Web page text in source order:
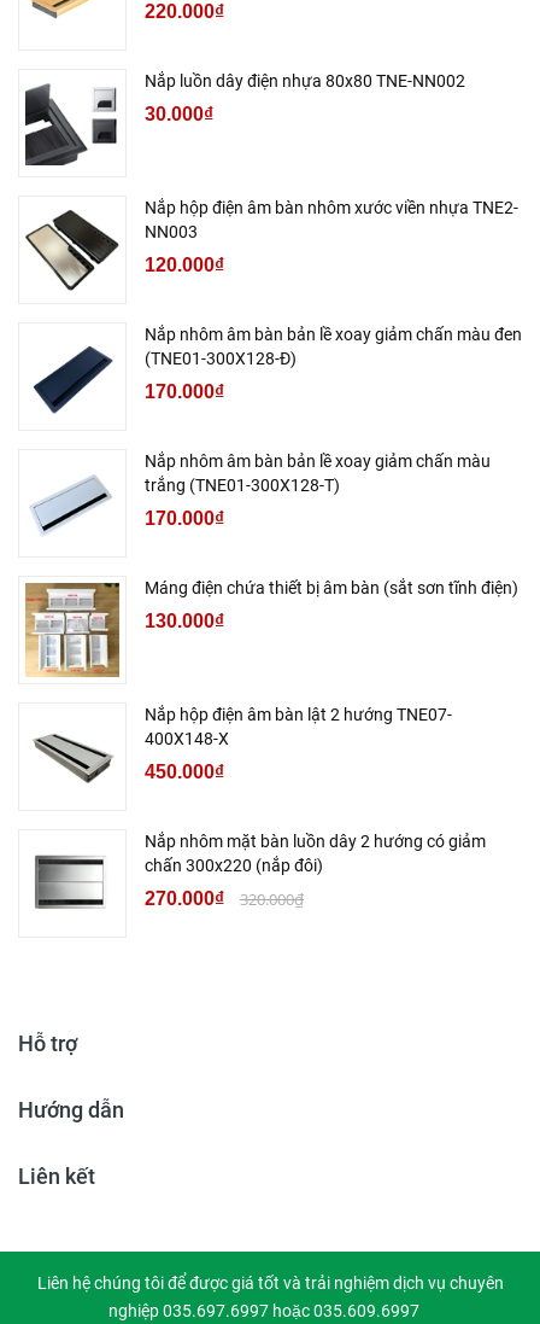
220.000₫
Nắp luồn dây điện nhựa 80x80 TNE-NN002
30.000₫
Nắp hộp điện âm bàn nhôm xước viền nhựa TNE2-
NN003
120.000₫
Nắp nhôm âm bàn bản lề xoay giảm chấn màu đen
(TNE01-300X128-Đ)
170.000₫
Nắp nhôm âm bàn bản lề xoay giảm chấn màu
trắng (TNE01-300X128-T)
170.000₫
Máng điện chứa thiết bị âm bàn (sắt sơn tĩnh điện)
130.000₫
Nắp hộp điện âm bàn lật 2 hướng TNE07-
400X148-X
450.000₫
Nắp nhôm mặt bàn luồn dây 2 hướng có giảm
chấn 300x220 (nắp đôi)
270.000₫ 320.000₫
Hỗ trợ
Hướng dẫn
Liên kết
Liên hệ chúng tôi để được giá tốt và trải nghiệm dịch vụ chuyên
nghiệp 035.697.6997 hoặc 035.609.6997